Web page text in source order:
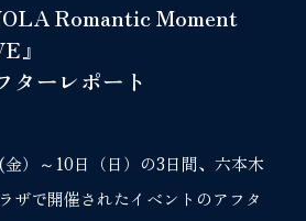
Romantic Moment
』
ターレポート
）～10日（日）の3日間、六本木
ザで開催されたイベントのアフタ